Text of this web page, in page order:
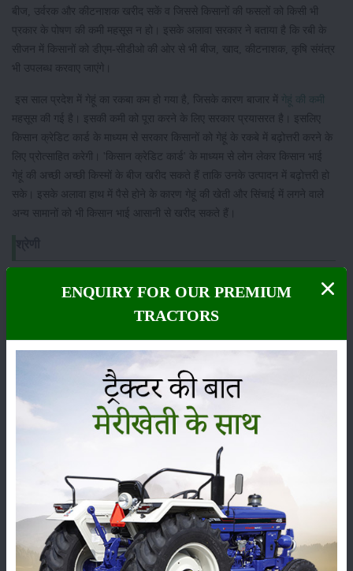
बीज, उर्वरक और कीटनाशक खरीद सकें व जिससे किसानों की फसलों को किसी भी
प्रकार के पोषण की कमी महसूस न हो। इसके अलावा सरकार ने बताया है कि रबी के
सीजन में किसानों को डीएम-सीडीओ की ओर से भी बीज, खाद, कीटनाशक, कृषि संयंत्र
भी उपलब्ध करवाए जाएंगे।
इस साल प्रदेश में गेहूं का रकबा कम हो गया है, जिसके कारण बाजार में गेहूं की कमी
महसूस की गई है। इसकी कमी को पूरा करने के लिए सरकार प्रयासरत है। इसलिए
किसान क्रेडिट कार्ड के माध्यम से सरकार किसानों को गेहूं के रकबे में बढ़ोत्तरी करने के
लिए प्रोत्साहित करेगी। 'किसान क्रेडिट कार्ड' के माध्यम से लोन लेकर किसान भाई
गेहूं की अच्छी अच्छी किस्मों के बीज खरीद सकते हैं ताकि उनके उत्पादन में बढ़ोत्तरी हो
सके। इसके अलावा हाथ में पैसे होने के कारण गेहूं की खेती और सिंचाई में लगने वाले
अन्य सामानों को भी किसान भाई आसानी से खरीद सकते हैं।
फसल भंडारण
कीटनाशक पशुपालन
कृषि यंत्र समाचार
ENQUIRY FOR OUR PREMIUM
TRACTORS